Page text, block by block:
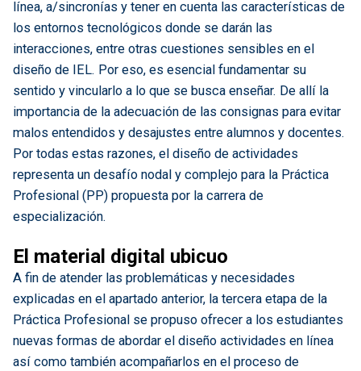
línea, a/sincronías y tener en cuenta las características de
los entornos tecnológicos donde se darán las
interacciones, entre otras cuestiones sensibles en el
diseño de IEL. Por eso, es esencial fundamentar su
sentido y vincularlo a lo que se busca enseñar. De allí la
importancia de la adecuación de las consignas para evitar
malos entendidos y desajustes entre alumnos y docentes.
Por todas estas razones, el diseño de actividades
representa un desafío nodal y complejo para la Práctica
Profesional (PP) propuesta por la carrera de
especialización.
El material digital ubicuo
A fin de atender las problemáticas y necesidades
explicadas en el apartado anterior, la tercera etapa de la
Práctica Profesional se propuso ofrecer a los estudiantes
nuevas formas de abordar el diseño actividades en línea
así como también acompañarlos en el proceso de